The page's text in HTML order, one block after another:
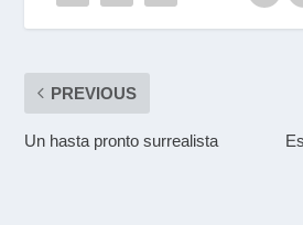
PREVIOUS
Un hasta pronto surrealista